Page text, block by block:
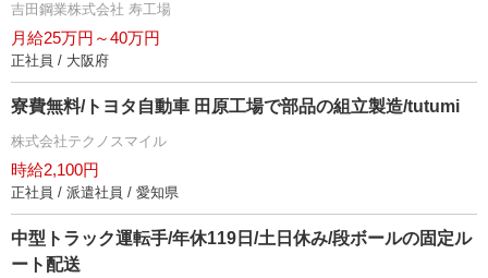
吉田鋼業株式会社 寿工場
月給25万円～40万円
正社員 / 大阪府
寮費無料/トヨタ自動車 田原工場で部品の組立製造/tutumi
株式会社テクノスマイル
時給2,100円
正社員 / 派遣社員 / 愛知県
中型トラック運転手/年休119日/土日休み/段ボールの固定ル
ート配送